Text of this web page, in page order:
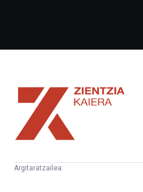
Zientzia
Kaiera
Argitaratzailea: